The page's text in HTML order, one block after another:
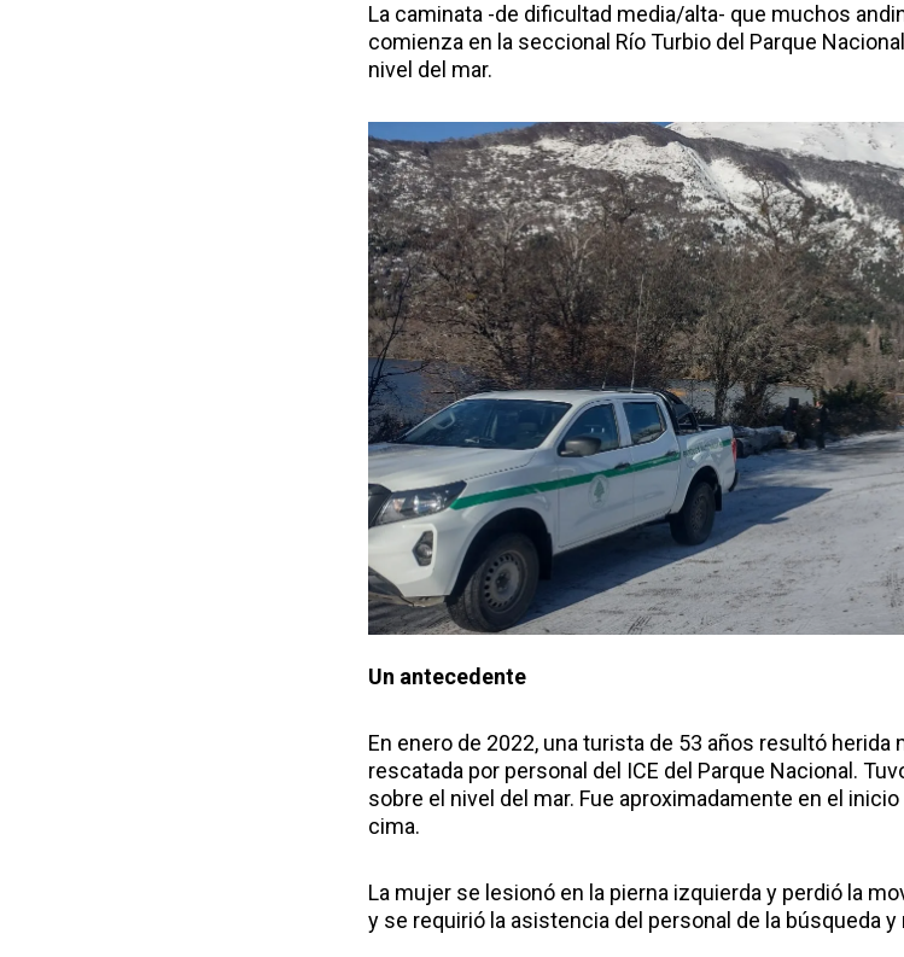
La caminata -de dificultad media/alta- que muchos
comienza en la seccional Río Turbio del Parque
nivel del mar.
Un antecedente
En enero de 2022, una turista de 53 años resultó
rescatada por personal del ICE del Parque Nacional.
sobre el nivel del mar. Fue aproximadamente en el
cima.
La mujer se lesionó en la pierna izquierda y perdió la
y se requirió la asistencia del personal de la búsqueda